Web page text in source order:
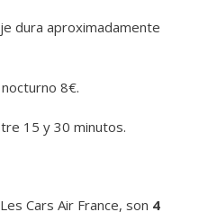
dura aproximadamente
8€.
15 y 30 minutos.
Cars Air France, son 4